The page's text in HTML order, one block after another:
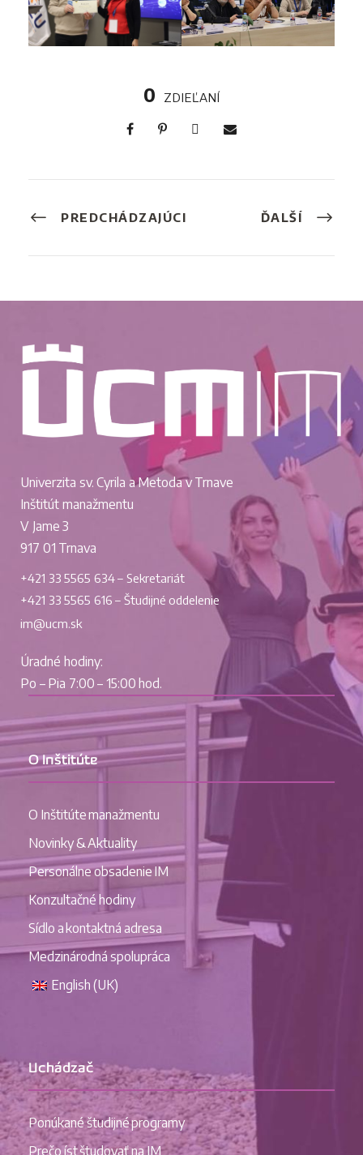
0 ZDIEĽANÍ
PREDCHÁDZAJÚCI ĎALŠÍ
Univerzita sv. Cyrila a Metoda v Trnave
Inštitút manažmentu
V Jame 3
917 01 Trnava
+421 33 5565 634 – Sekretariát
+421 33 5565 616 – Študijné oddelenie
im@ucm.sk
Úradné hodiny:
Po – Pia 7:00 – 15:00 hod.
O Inštitúte
O Inštitúte manažmentu
Novinky & Aktuality
Personálne obsadenie IM
Konzultačné hodiny
Sídlo a kontaktná adresa
Medzinárodná spolupráca
English (UK)
Uchádzač
Ponúkané študijné programy
Prečo íst študovať na IM